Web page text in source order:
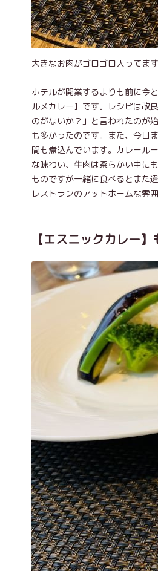
大きなお肉がゴロゴロ入ってま
ホテルが開業するよりも前に今
ルメカレー】です。レシピは改
のがないか？」と言われたのが
も多かったのです。また、今日
間も煮込んでいます。カレール
な味わい、牛肉は柔らかい中に
ものですが一緒に食べるとまた
レストランのアットホームな雰
【エスニックカレー】